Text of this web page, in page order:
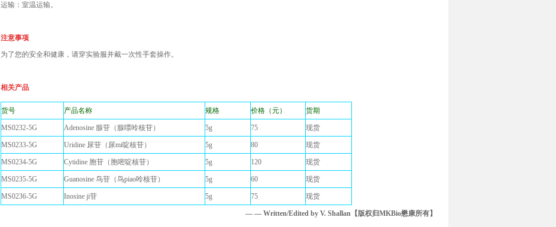
运输：室温运输。
注意事项
为了您的安全和健康，请穿实验服并戴一次性手套操作。
相关产品
货号 产品名称 规格 价格（元） 货期
MS0232-5G Adenosine 腺苷（腺嘌呤核苷） 5g 75 现货
MS0233-5G Uridine 尿苷（尿mi啶核苷） 5g 80 现货
MS0234-5G Cytidine 胞苷（胞嘧啶核苷） 5g 120 现货
MS0235-5G Guanosine 鸟苷（鸟piao呤核苷） 5g 60 现货
MS0236-5G Inosine ji苷 5g 75 现货
— — Written/Edited by V. Shallan【版权归MKBio懋康所有】